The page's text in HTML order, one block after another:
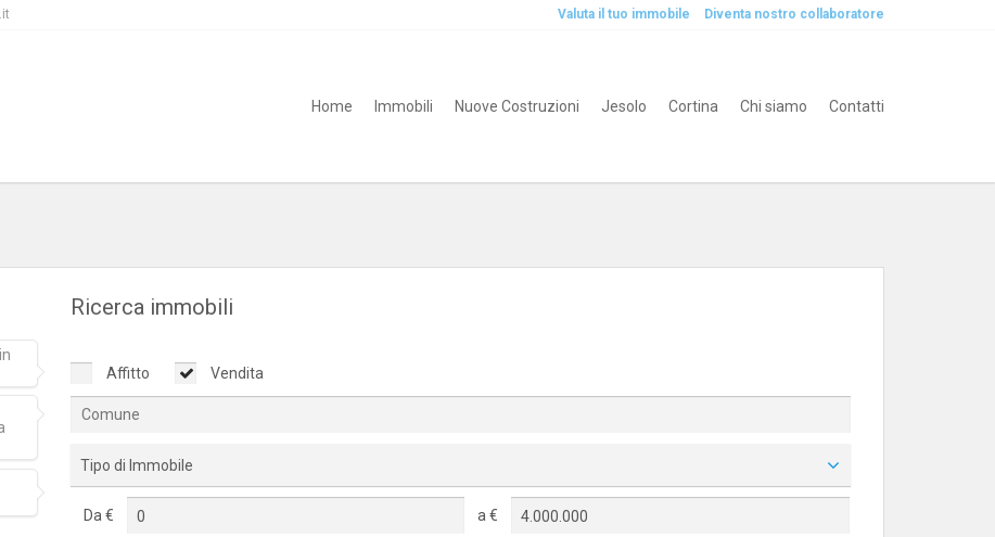
Valuta il tuo immobile Diventa nostro collaboratore
Home Immobili Nuove Costruzioni Jesolo Cortina Chi siamo Contatti
Ricerca immobili
Affitto Vendita
Tipo di Immobile
Da € a €